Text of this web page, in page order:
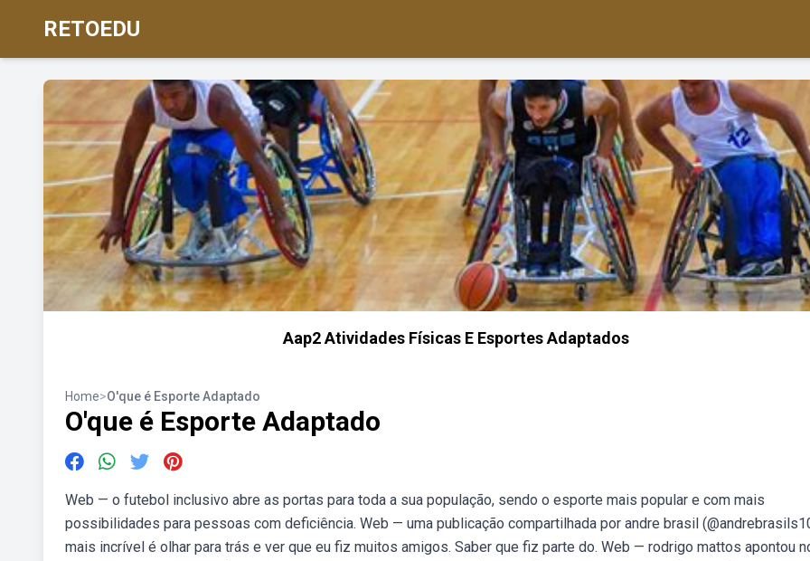
RETOEDU
Aap2 Atividades Físicas E Esportes Adaptados
Home>O'que é Esporte Adaptado
O'que é Esporte Adaptado
Web — o futebol inclusivo abre as portas para toda a sua população, sendo o esporte mais popular e com mais
possibilidades para pessoas com deficiência. Web — uma publicação compartilhada por andre brasil
mais incrível é olhar para trás e ver que eu fiz muitos amigos. Saber que fiz parte do. Web — rodrigo mattos apontou